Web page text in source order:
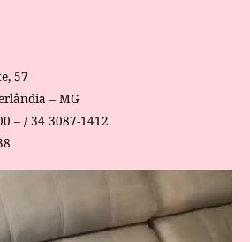
57
– MG
– / 34 3087-1412